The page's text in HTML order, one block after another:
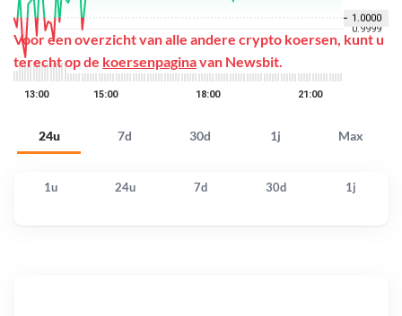
24u 7d 30d 1j Max
Voor een overzicht van alle andere crypto koersen, kunt u
terecht op de koersenpaginavan Newsbit.
1u 24u 7d 30d 1j